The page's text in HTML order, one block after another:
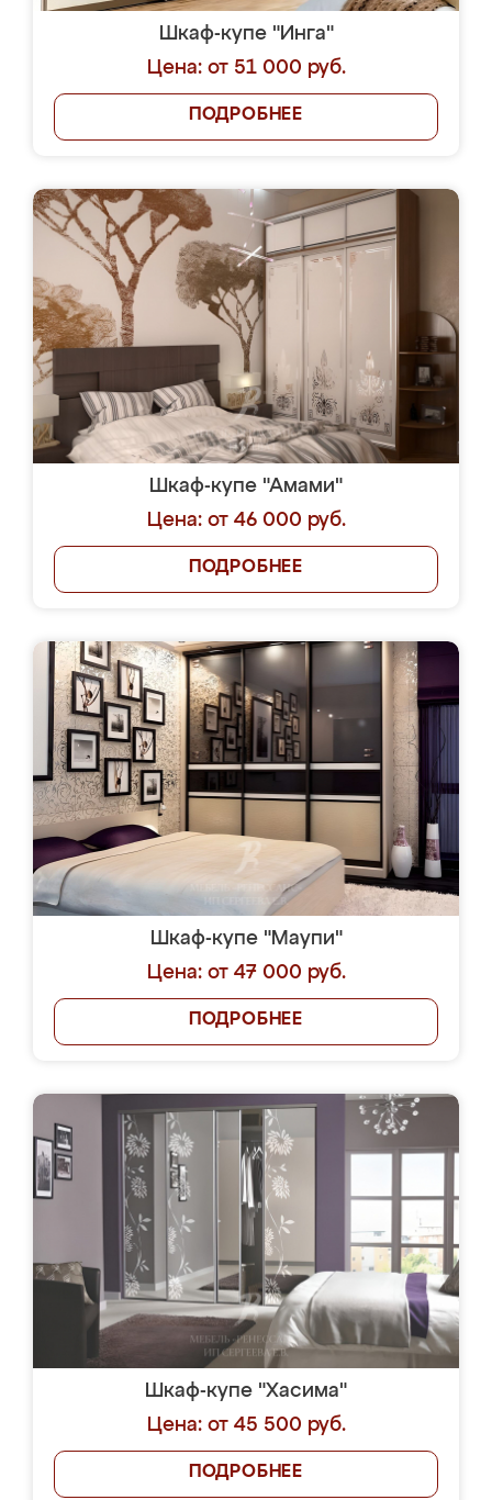
Шкаф-купе "Инга"
Цена: от 51 000 руб.
ПОДРОБНЕЕ
Шкаф-купе "Амами"
Цена: от 46 000 руб.
ПОДРОБНЕЕ
Шкаф-купе "Маупи"
Цена: от 47 000 руб.
ПОДРОБНЕЕ
Шкаф-купе "Хасима"
Цена: от 45 500 руб.
ПОДРОБНЕЕ